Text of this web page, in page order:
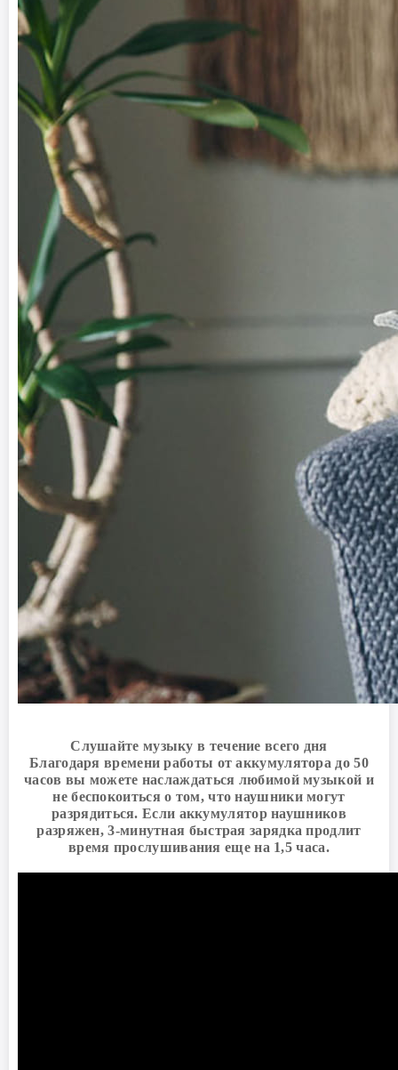
Слушайте музыку в течение всего дня
Благодаря времени работы от аккумулятора до 50
часов вы можете наслаждаться любимой музыкой и
не беспокоиться о том, что наушники могут
разрядиться. Если аккумулятор наушников
разряжен, 3-минутная быстрая зарядка продлит
время прослушивания еще на 1,5 часа.